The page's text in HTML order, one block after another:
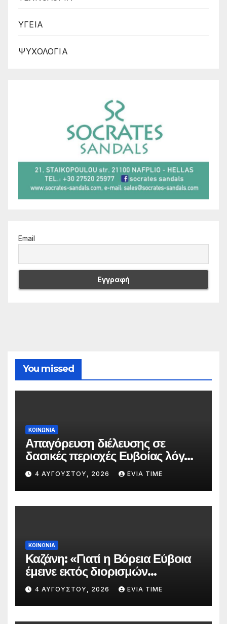
ΥΓΕΙΑ
ΨΥΧΟΛΟΓΙΑ
Email
You missed
ΚΟΙΝΩΝΙΑ
Απαγόρευση διέλευσης σε
δασικές περιοχές Ευβοίας λόγω
πολύ υψηλού κινδύνου
πυρκαγιάς
4 ΑΥΓΟΎΣΤΟΥ, 2026 EVIA TIME
ΚΟΙΝΩΝΙΑ
Καζάνη: «Γιατί η Βόρεια Εύβοια
έμεινε εκτός διορισμών
δασκάλων;»
4 ΑΥΓΟΎΣΤΟΥ, 2026 EVIA TIME